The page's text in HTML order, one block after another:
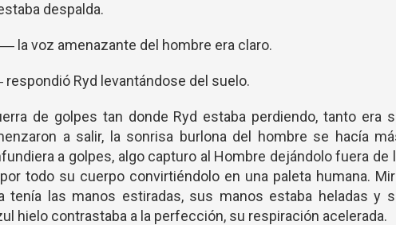
despalda.
la voz amenazante del hombre era claro.
Ryd levantándose del suelo.
de golpes tan donde Ryd estaba perdiendo, tanto era
a salir, la sonrisa burlona del hombre se hacía
a golpes, algo capturo al Hombre dejándolo fuera de
todo su cuerpo convirtiéndolo en una paleta humana.
tenía las manos estiradas, sus manos estaba heladas y
hielo contrastaba a la perfección, su respiración acelerada.